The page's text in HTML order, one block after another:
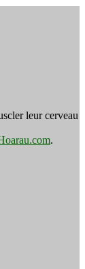
leur cerveau
.